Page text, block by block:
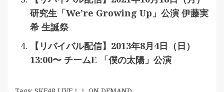
研究生「We’re Growing Up」公演 伊藤実
希 生誕祭
【リバイバル配信】2013年8月4日（日）
13:00〜 チームE 「僕の太陽」公演